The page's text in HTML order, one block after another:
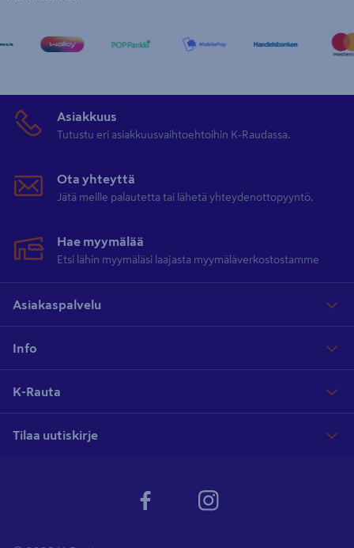
Asiakkuus
Tutustu eri asiakkuusvaihtoehtoihin K-Raudassa.
Ota yhteyttä
Jätä meille palautetta tai lähetä yhteydenottopyyntö.
Hae myymälää
Etsi lähin myymäläsi laajasta myymäläverkostostamme
Asiakaspalvelu
Info
K-Rauta
Tilaa uutiskirje